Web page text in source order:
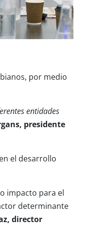
por medio
entidades
presidente
el desarrollo
impacto para el
determinante
director